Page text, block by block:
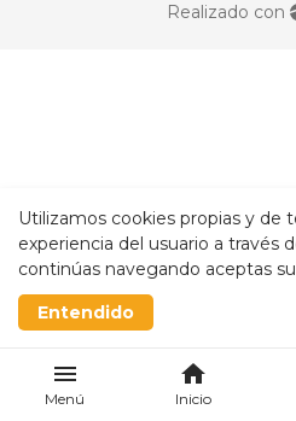
menu
Menú
home
Inicio
Realizado con
Utilizamos cookies propias y de
experiencia del usuario a través
continúas navegando aceptas
Entendido